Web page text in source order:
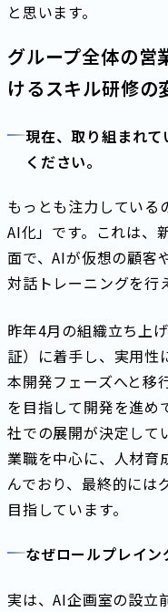
と思います。
グループ全体の営
けるスキル研修の
現在、取り組まれ
ください。
もっとも注力している
AI化」です。これは、
面で、AIが仮想の顧客
対話トレーニングを行
昨年4月の組織立ち上
証）に着手し、実用性
本開発フェーズへと移
を目指して開発を進め
社での展開が決定して
業職を中心に、人材育
んでおり、最終的には
目指しています。
なぜロールプレイ
実は、AI企画室の設立